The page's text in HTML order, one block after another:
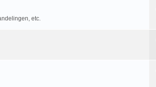
etc.